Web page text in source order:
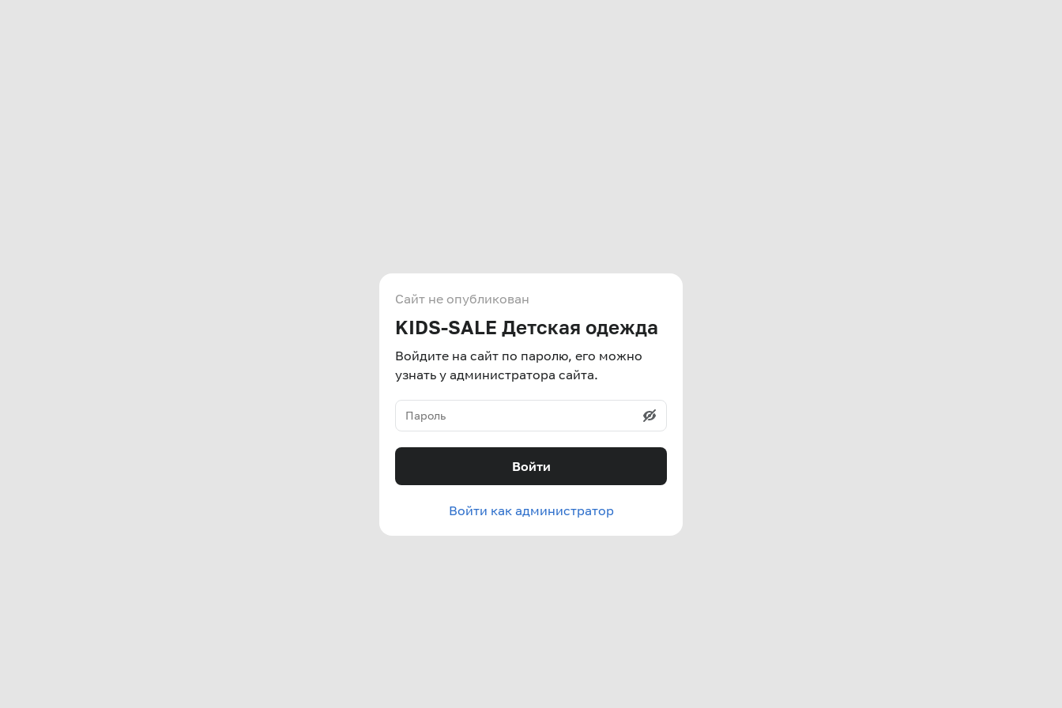
Сайт не опубликован
KIDS-SALE Детская одежда
Войдите на сайт по паролю, его можно
узнать у администратора сайта.
Войти
Войти как администратор